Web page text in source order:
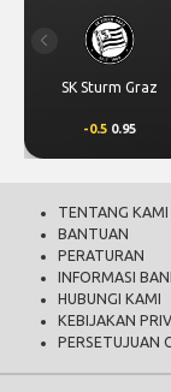
SK Sturm Graz
-0.5 0.95
Previous
TENTANG KAMI
BANTUAN
PERATURAN
INFORMASI
HUBUNGI KAMI
KEBIJAKAN
PERSETUJUAN